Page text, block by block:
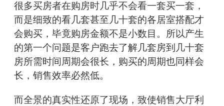
很多买房者在购房时几乎不会看一套买一套，
而是细致的看几套甚至几十套的各居室搭配才
会购买，毕竟购房金额不是小数目。所以产生
的第一个问题是客户跑去了解几套房到几十套
房所需时间周期会很长，购买的周期也同样会
长，销售效率必然低。
而全景的真实性还原了现场，致使销售大厅利